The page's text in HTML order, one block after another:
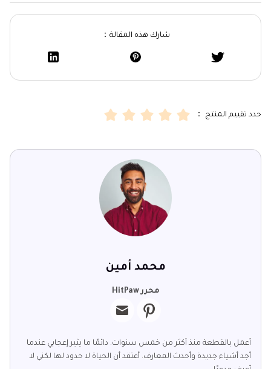
شارك هذه المقالة：
حدد تقييم المنتج ：
محمد أمين
محرر HitPaw
أعمل بالقطعة منذ أكثر من خمس سنوات. دائمًا ما يثير إعجابي عندما
أجد أشياء جديدة وأحدث المعارف. أعتقد أن الحياة لا حدود لها لكني لا